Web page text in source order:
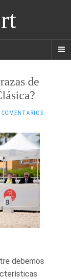
de
COMENTARIOS
debemos